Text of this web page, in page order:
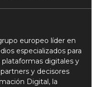
europeo líder en
especializados para
digitales y
y decisores
Digital, la